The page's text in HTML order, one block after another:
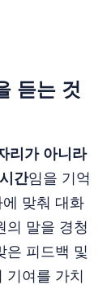
듣는 것
리가 아니라
간임을 기억
맞춰 대화
의 말을 경청
은 피드백 및
기여를 가치